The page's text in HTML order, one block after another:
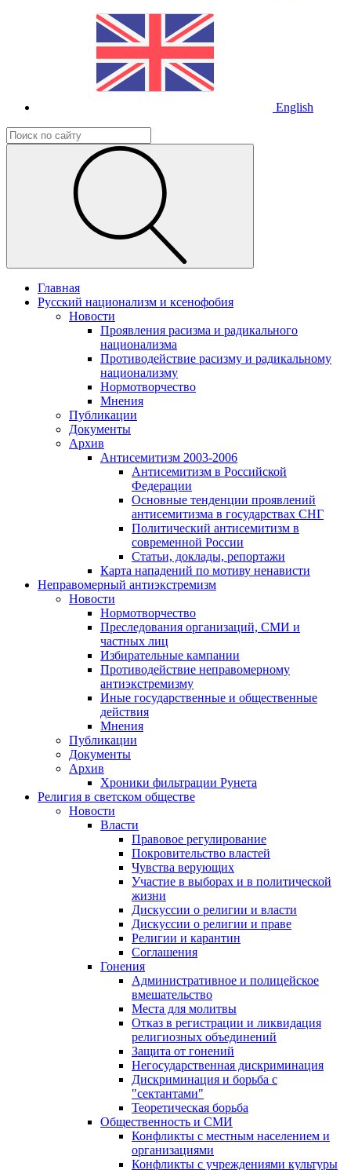
English
Главная
Русский национализм и ксенофобия
Новости
Проявления расизма и радикального
национализма
Противодействие расизму и радикальному
национализму
Нормотворчество
Мнения
Публикации
Документы
Архив
Антисемитизм 2003-2006
Антисемитизм в Российской
Федерации
Основные тенденции проявлений
антисемитизма в государствах СНГ
Политический антисемитизм в
современной России
Статьи, доклады, репортажи
Карта нападений по мотиву ненависти
Неправомерный антиэкстремизм
Новости
Нормотворчество
Преследования организаций, СМИ и
частных лиц
Избирательные кампании
Противодействие неправомерному
антиэкстремизму
Иные государственные и общественные
действия
Мнения
Публикации
Документы
Архив
Хроники фильтрации Рунета
Религия в светском обществе
Новости
Власти
Правовое регулирование
Покровительство властей
Чувства верующих
Участие в выборах и в политической
жизни
Дискуссии о религии и власти
Дискуссии о религии и праве
Религии и карантин
Соглашения
Гонения
Административное и полицейское
вмешательство
Места для молитвы
Отказ в регистрации и ликвидация
религиозных объединений
Защита от гонений
Негосударственная дискриминация
Дискриминация и борьба с
"сектантами"
Теоретическая борьба
Общественность и СМИ
Конфликты с местным населением и
организациями
Конфликты с учреждениями культуры